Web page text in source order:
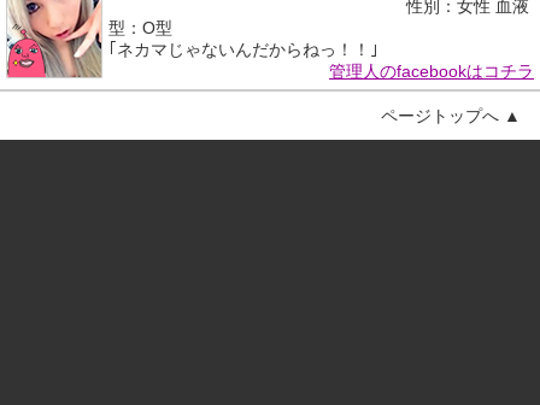
性別：女性 血液
型：O型
｢ネカマじゃないんだからねっ！！｣
管理人のfacebookはコチラ
ページトップへ ▲